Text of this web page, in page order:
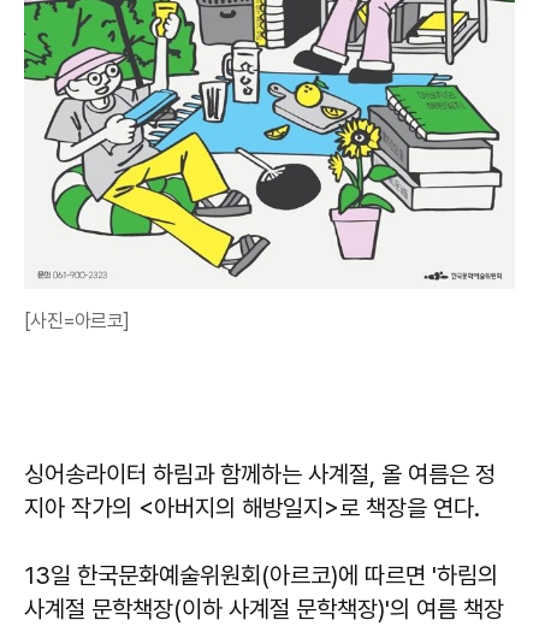
[사진=아르코]
싱어송라이터 하림과 함께하는 사계절, 올 여름은 정
지아 작가의 <아버지의 해방일지>로 책장을 연다.
13일 한국문화예술위원회(아르코)에 따르면 '하림의
사계절 문학책장(이하 사계절 문학책장)'의 여름 책장